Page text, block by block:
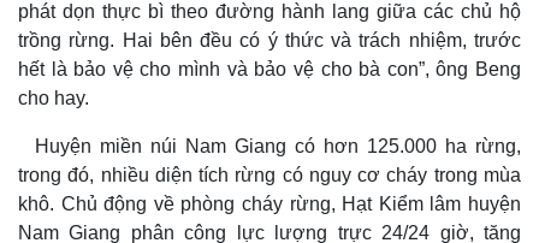
phát dọn thực bì theo đường hành lang giữa các chủ hộ
trồng rừng. Hai bên đều có ý thức và trách nhiệm, trước
hết là bảo vệ cho mình và bảo vệ cho bà con”, ông Beng
cho hay.
Huyện miền núi Nam Giang có hơn 125.000 ha rừng,
trong đó, nhiều diện tích rừng có nguy cơ cháy trong mùa
khô. Chủ động về phòng cháy rừng, Hạt Kiểm lâm huyện
Nam Giang phân công lực lượng trực 24/24 giờ, tăng